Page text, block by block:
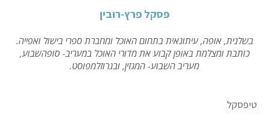
פסקל פרץ-רובין
בשלנית, אופה, עיתונאית בתחום האוכל ומחברת ספרי בישול ואפייה.
כותבת ומצלמת באופן קבוע את מדורי האוכל במעריב- סופהשבוע,
מעריב השבוע- המגזין, ובגרוזלמפוסט.
טיפסקל